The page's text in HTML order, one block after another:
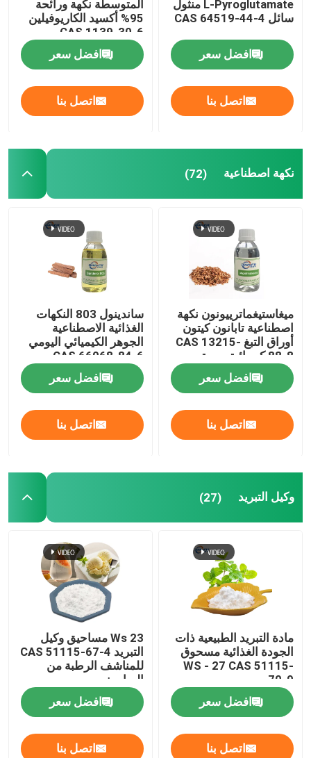
المنزل
المنتجات
برنامج VR
جولة في المصنع
مراقبة الجودة
اتصل بنا
أخبار
نكهات الجوهر الغذائي
نكهة اصطناعية
وكيل التبريد
الزيوت النباتية الطبيعية
مستخلص نباتي نقي
عامل الحلويات
نكهة المونومير
L-Pyroglutamate منثول
سائل CAS 64519-44-4
افضل سعر
اتصل بنا
المتوسطة نكهة ورائحة
95% أكسيد الكاريوفيلين
CAS 1139-30-6
افضل سعر
اتصل بنا
نكهة اصطناعية (72)
ميغاستيغماترييونون نكهة
اصطناعية تابانون كيتون
أوراق التبغ CAS 13215-
88-8 كيميائية يومية
افضل سعر
اتصل بنا
ساندينول 803 النكهات
الغذائية الاصطناعية
الجوهر الكيميائي اليومي
CAS 66068-84-6
افضل سعر
اتصل بنا
وكيل التبريد (27)
مادة التبريد الطبيعية ذات
الجودة الغذائية مسحوق
WS - 27 CAS 51115-
70-9
افضل سعر
اتصل بنا
Ws 23 مساحيق وكيل
التبريد CAS 51115-67-4
للمناشف الرطبة من
الصابون
افضل سعر
اتصل بنا